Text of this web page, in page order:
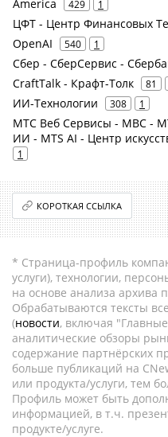
America
429 1
ЦФТ - Центр Финансовых
OpenAI 540 1
Сбер - СберСервис -
CraftTalk - Крафт-Толк 81
ИИ-Технологии 308 1
МТС Веб Сервисы - МВС -
ИИ - MTS AI - Центр
1
КОРОТКАЯ ССЫЛКА
* Страница-профиль
услуги), технологии,
на основе анализа архива
Обрабатываются тексты
(новости, включая
аналитические обзоры
содержание партнёрских
больше публикаций на
или продукта/услуги, тем
Профиль может быть
информацией, в т.ч.
продукте/услуге.